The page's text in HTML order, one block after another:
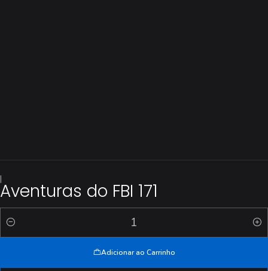
|
Aventuras do FBI 171
Quantidade
Adicionar ao Carrinho